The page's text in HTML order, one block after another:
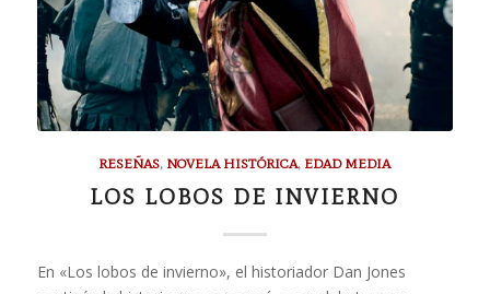
RESEÑAS, NOVELA HISTÓRICA, EDAD MEDIA
LOS LOBOS DE INVIERNO
En «Los lobos de invierno», el historiador Dan Jones